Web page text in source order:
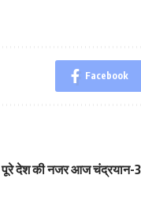
Facebook
पूरे देश की नजर आज चंद्रयान-3